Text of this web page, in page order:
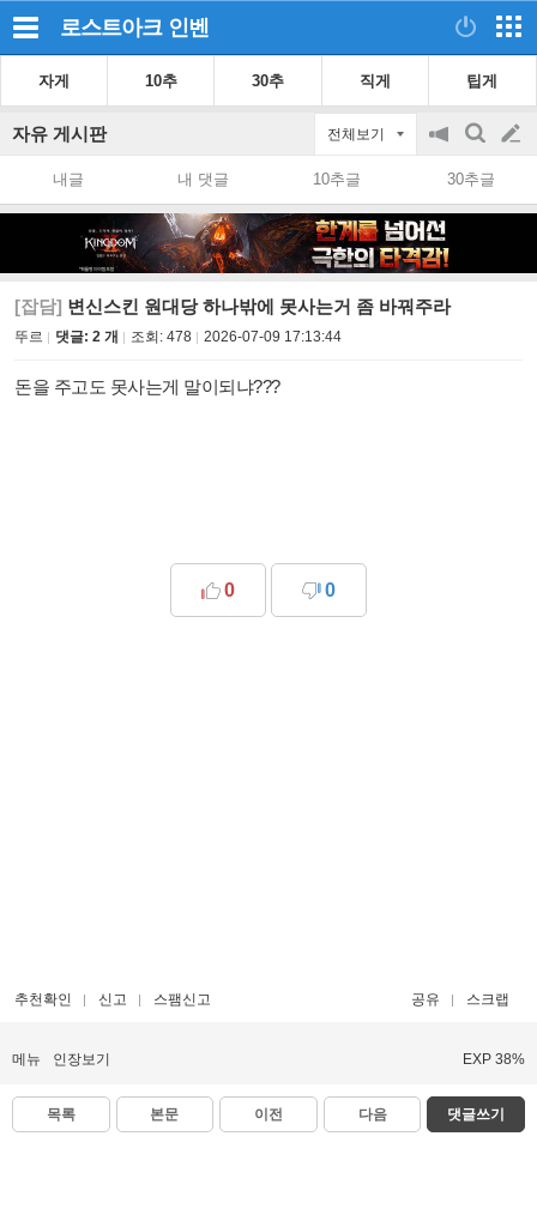
로스트아크 인벤
자게 10추 30추 직게 팁게
자유 게시판 전체보기
공
지
on/off
검
색
글
쓰
내글 내 댓글 10추글 30추글
[잡담] 변신스킨 원대당 하나밖에 못사는거 좀 바꿔주라
뚜르 댓글: 2 개 조회: 478 2026-07-09 17:13:44
돈을 주고도 못사는게 말이되냐???
0 0
추천확인 신고 스팸신고 공유 스크랩
메뉴 인장보기 EXP 38%
목록 본문 이전 다음 댓글쓰기